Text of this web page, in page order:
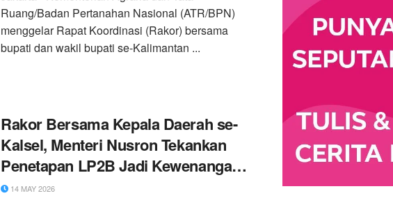
Ruang/Badan Pertanahan Nasional (ATR/BPN)
menggelar Rapat Koordinasi (Rakor) bersama
bupati dan wakil bupati se-Kalimantan ...
Rakor Bersama Kepala Daerah se-
Kalsel, Menteri Nusron Tekankan
Penetapan LP2B Jadi Kewenangan
Daerah
14 MAY 2026